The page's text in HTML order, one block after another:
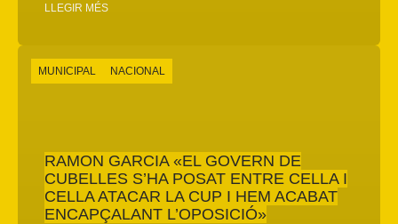
LLEGIR MÉS
RAMON GARCIA «EL GOVERN DE
CUBELLES S’HA POSAT ENTRE CELLA I
CELLA ATACAR LA CUP I HEM ACABAT
ENCAPÇALANT L’OPOSICIÓ»
MUNICIPAL NACIONAL